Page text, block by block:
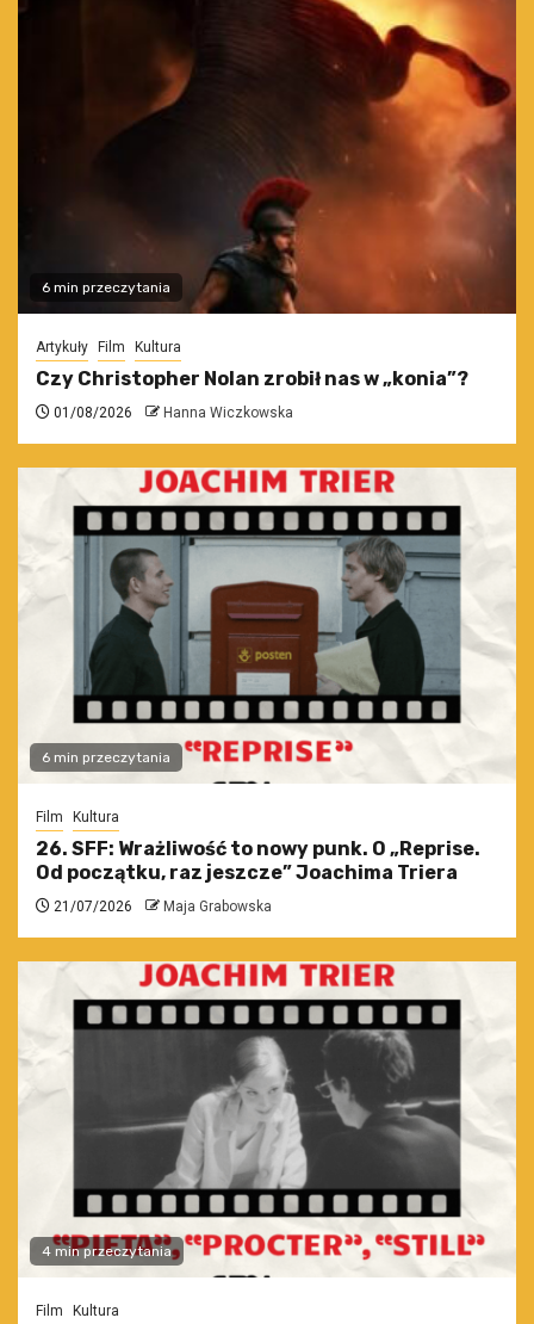
6 min przeczytania
Artykuły Film Kultura
Czy Christopher Nolan zrobił nas w „konia”?
01/08/2026 Hanna Wiczkowska
6 min przeczytania
Film Kultura
26. SFF: Wrażliwość to nowy punk. O „Reprise.
Od początku, raz jeszcze” Joachima Triera
21/07/2026 Maja Grabowska
4 min przeczytania
Film Kultura